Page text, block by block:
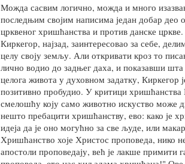
Можда сасвим логично, можда и много
последњим својим написима један добар део
црквеног хришћанства и против данске
Киркегор, најзад, заинтересовао за себе,
целу своју земљу. Али откривати кроз то
лично водио до задњег даха, и показавши
целога живота у духовном задатку, Киркегор
позитивно пробудио. У критици хришћанства
смелошћу коју само животно искуство може
нешто пребацити хришћанству, ево: како је
идеја да је оно могућно за све људе, или
Хришћанство хоје Христос проповеда, нико
апостоли проповедају, већ је лакше примити